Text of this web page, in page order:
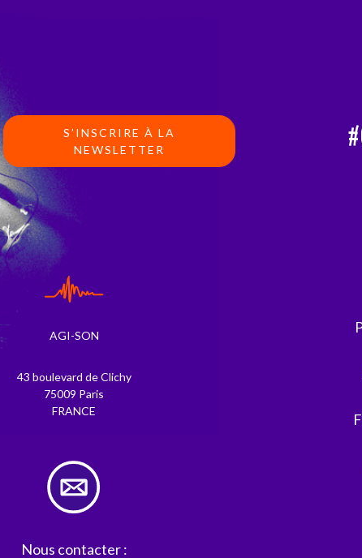
S’INSCRIRE À LA
NEWSLETTER
AGI-SON
43 boulevard de Clichy
75009 Paris
FRANCE
Nous contacter :